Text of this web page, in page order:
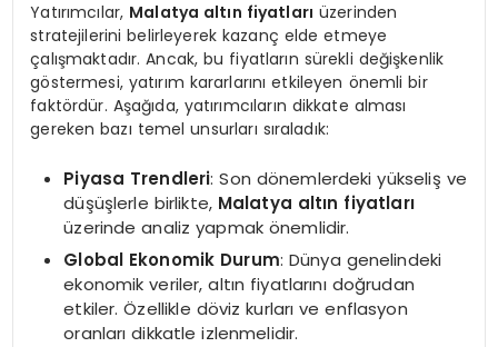
Yatırımcılar, Malatya altın fiyatları üzerinden
stratejilerini belirleyerek kazanç elde etmeye
çalışmaktadır. Ancak, bu fiyatların sürekli değişkenlik
göstermesi, yatırım kararlarını etkileyen önemli bir
faktördür. Aşağıda, yatırımcıların dikkate alması
gereken bazı temel unsurları sıraladık:
Piyasa Trendleri: Son dönemlerdeki yükseliş ve
düşüşlerle birlikte, Malatya altın fiyatları
üzerinde analiz yapmak önemlidir.
Global Ekonomik Durum: Dünya genelindeki
ekonomik veriler, altın fiyatlarını doğrudan
etkiler. Özellikle döviz kurları ve enflasyon
oranları dikkatle izlenmelidir.